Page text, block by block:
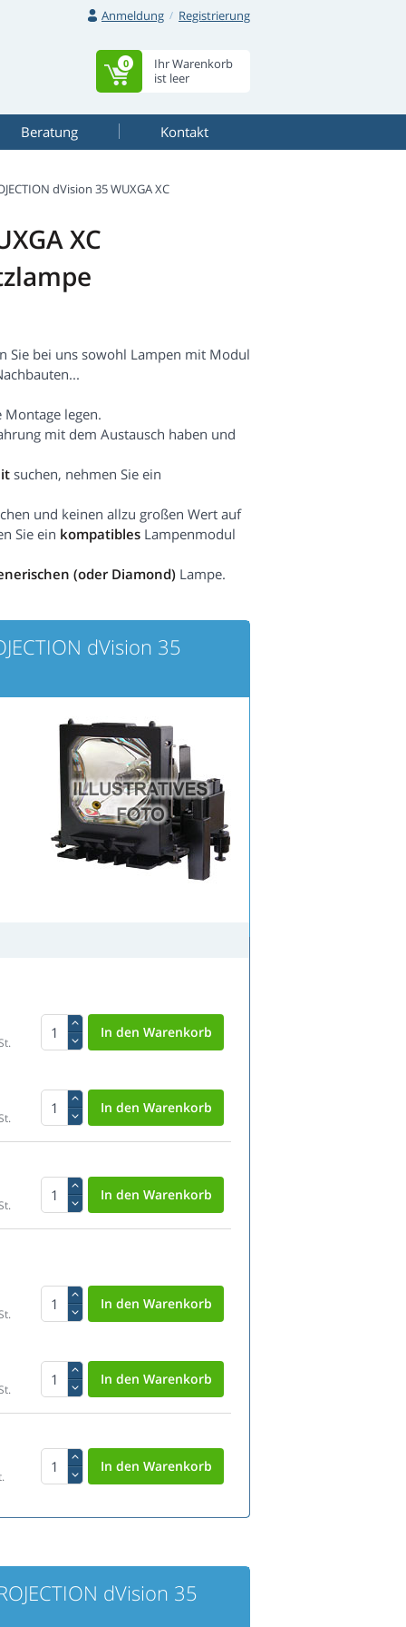
Anmeldung Registrierung
Ihr Warenkorb
ist leer
0
Beratung Kontakt
dVision 35 WUXGA XC
XC
Sie bei uns sowohl Lampen mit Modul
Montage legen.
mit dem Austausch haben und
suchen, nehmen Sie ein
und keinen allzu großen Wert auf
Sie ein kompatibles Lampenmodul
(oder Diamond) Lampe.
dVision 35
dVision 35